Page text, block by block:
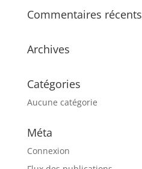
Commentaires récents
Archives
Catégories
Aucune catégorie
Méta
Connexion